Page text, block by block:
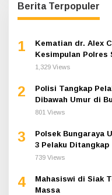
Berita Terpopuler
1
Kematian dr. Alex
Kesimpulan Polres
1,329 Views
2
Polisi Tangkap
Dibawah Umur di
801 Views
3
Polsek Bungaraya
3 Pelaku Ditangkap
739 Views
4
Mahasiswi di Siak
Massa